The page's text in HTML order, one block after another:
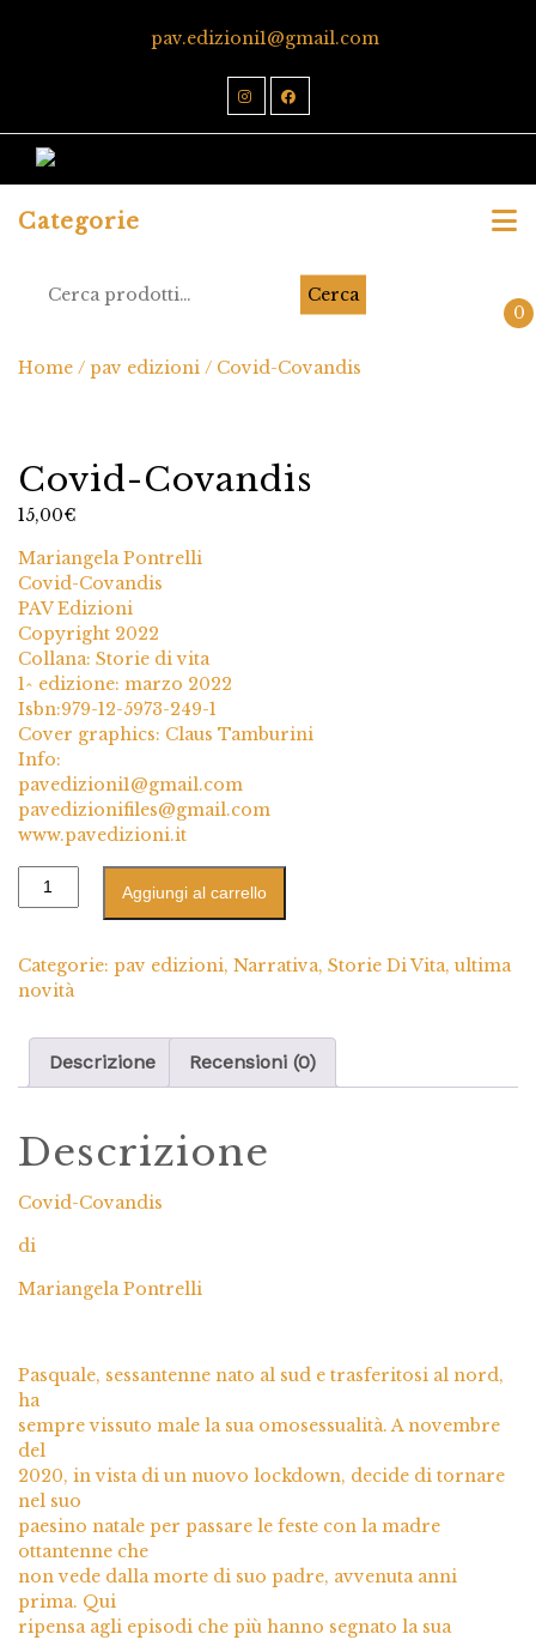
pav.edizioni1@gmail.com
Categorie
Cerca
0
Home / pav edizioni / Covid-Covandis
Covid-Covandis
15,00€
Mariangela Pontrelli
Covid-Covandis
PAV Edizioni
Copyright 2022
Collana: Storie di vita
1^ edizione: marzo 2022
Isbn:979-12-5973-249-1
Cover graphics: Claus Tamburini
Info:
pavedizioni1@gmail.com
pavedizionifiles@gmail.com
www.pavedizioni.it
Aggiungi al carrello
Categorie: pav edizioni, Narrativa, Storie Di Vita, ultima
novità
Descrizione Recensioni (0)
Descrizione
Covid-Covandis
di
Mariangela Pontrelli
Pasquale, sessantenne nato al sud e trasferitosi al nord,
ha
sempre vissuto male la sua omosessualità. A novembre
del
2020, in vista di un nuovo lockdown, decide di tornare
nel suo
paesino natale per passare le feste con la madre
ottantenne che
non vede dalla morte di suo padre, avvenuta anni
prima. Qui
ripensa agli episodi che più hanno segnato la sua